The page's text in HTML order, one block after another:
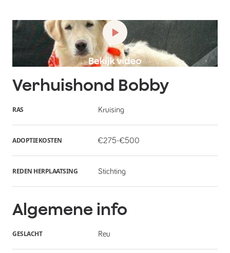
Verhuishond Bobby
RAS Kruising
ADOPTIEKOSTEN €275-€500
REDEN HERPLAATSING Stichting
Algemene info
GESLACHT Reu